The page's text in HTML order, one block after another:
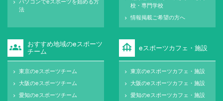
keyboard_arrow_right
法
校・専門学校
keyboard_arrow_right 情報掲載ご希望の方へ
groups
おすすめ地域のeスポーツ
チーム
keyboard_arrow_right 東京のeスポーツチーム
keyboard_arrow_right 大阪のeスポーツチーム
keyboard_arrow_right 愛知のeスポーツチーム
foundation eスポーツカフェ・施設
keyboard_arrow_right 東京のeスポーツカフェ・施設
keyboard_arrow_right 大阪のeスポーツカフェ・施設
keyboard_arrow_right 愛知のeスポーツカフェ・施設